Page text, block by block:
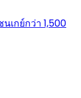
เกย์กว่า 1,500